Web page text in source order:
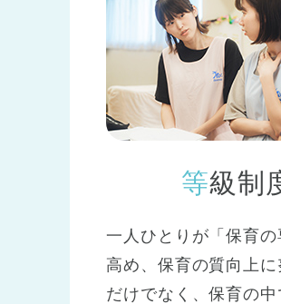
等級制
一人ひとりが「保育の
高め、保育の質向上に
だけでなく、保育の